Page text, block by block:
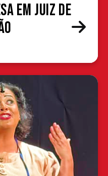
em Juiz de